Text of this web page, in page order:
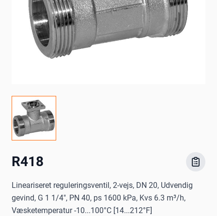
R418
Lineariseret reguleringsventil, 2-vejs, DN 20, Udvendig
gevind, G 1 1/4", PN 40, ps 1600 kPa, Kvs 6.3 m³/h,
Væsketemperatur -10...100°C [14...212°F]